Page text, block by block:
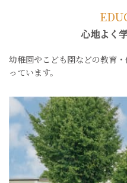
心地よく
幼稚園やこども園などの教育
っています。